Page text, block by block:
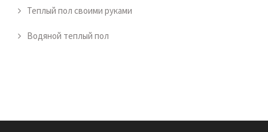
Теплый пол своими руками
Водяной теплый пол